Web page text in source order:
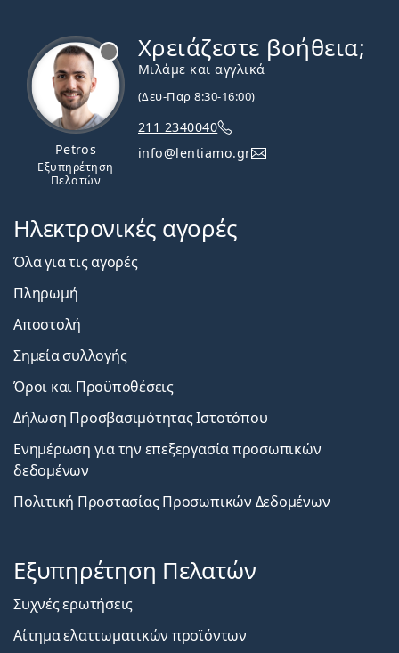
Petros
Εξυπηρέτηση
Πελατών
Χρειάζεστε βοήθεια;
Μιλάμε και αγγλικά
(Δευ-Παρ 8:30-16:00)
211 2340040
info@lentiamo.gr
Ηλεκτρονικές αγορές
Όλα για τις αγορές
Πληρωμή
Αποστολή
Σημεία συλλογής
Όροι και Προϋποθέσεις
Δήλωση Προσβασιμότητας Ιστοτόπου
Ενημέρωση για την επεξεργασία προσωπικών
δεδομένων
Πολιτική Προστασίας Προσωπικών Δεδομένων
Εξυπηρέτηση Πελατών
Συχνές ερωτήσεις
Αίτημα ελαττωματικών προϊόντων